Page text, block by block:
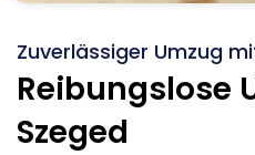
Zuverlässiger Umzug
Reibungslose
Szeged